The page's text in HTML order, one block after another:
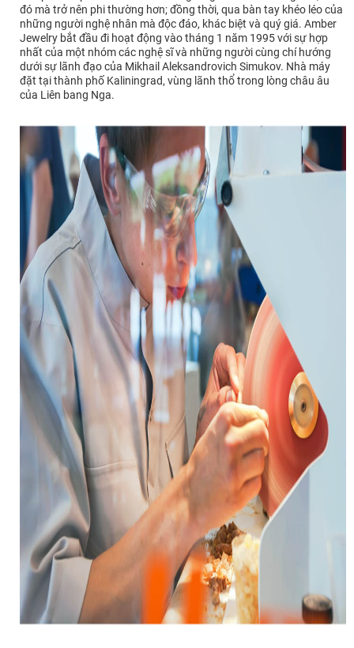
đó mà trở nên phi thường hơn; đồng thời, qua bàn tay khéo léo của
những người nghệ nhân mà độc đáo, khác biệt và quý giá. Amber
Jewelry bắt đầu đi hoạt động vào tháng 1 năm 1995 với sự hợp
nhất của một nhóm các nghệ sĩ và những người cùng chí hướng
dưới sự lãnh đạo của Mikhail Aleksandrovich Simukov. Nhà máy
đặt tại thành phố Kaliningrad, vùng lãnh thổ trong lòng châu âu
của Liên bang Nga.